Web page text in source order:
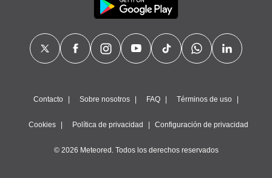
Contacto Sobre nosotros FAQ Términos de uso
Cookies Política de privacidad Configuración de privacidad
© 2026 Meteored. Todos los derechos reservados